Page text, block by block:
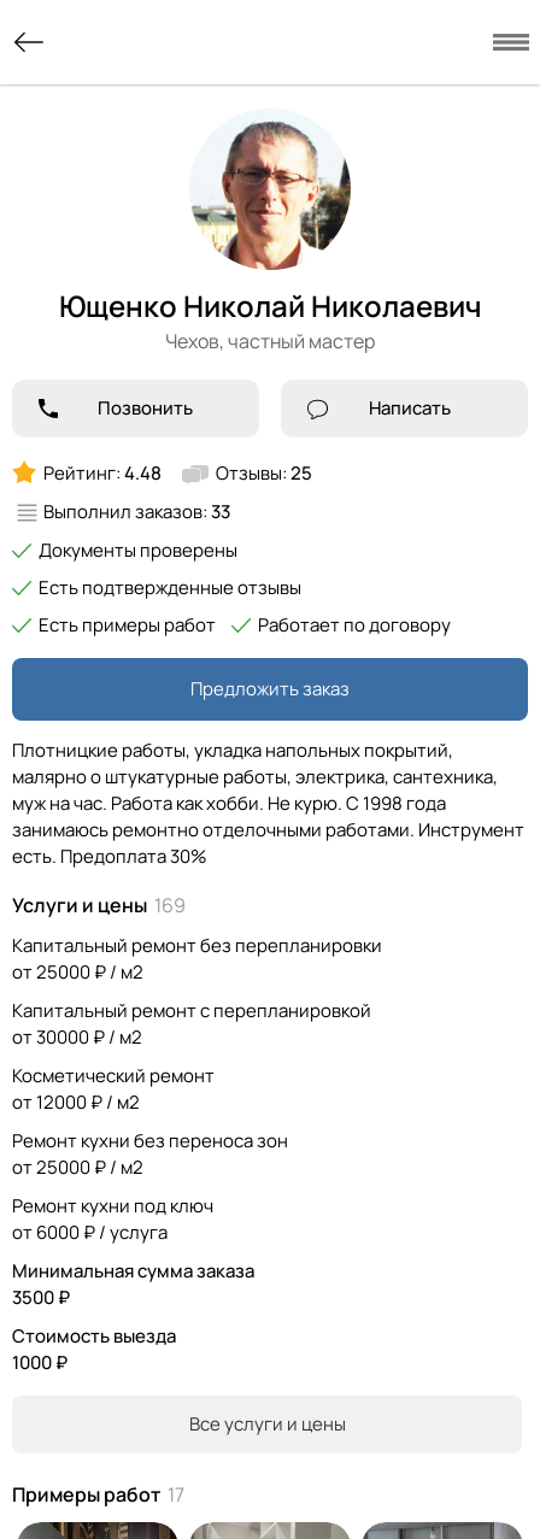
Ющенко Николай Николаевич
Чехов,частный мастер
Позвонить Написать
Рейтинг:4.48 Отзывы:25
Выполнил заказов:33
Документы проверены
Есть подтвержденные отзывы
Есть примеры работ
Работает по договору
Предложить заказ
Плотницкие работы, укладка напольных покрытий,
малярно о штукатурные работы, электрика, сантехника,
муж на час. Работа как хобби. Не курю. С 1998 года
занимаюсь ремонтно отделочными работами. Инструмент
есть. Предоплата 30%
Услуги и цены 169
Капитальный ремонт без перепланировки
от 25000 ₽ / м2
Капитальный ремонт с перепланировкой
от 30000 ₽ / м2
Косметический ремонт
от 12000 ₽ / м2
Ремонт кухни без переноса зон
от 25000 ₽ / м2
Ремонт кухни под ключ
от 6000 ₽ / услуга
Минимальная сумма заказа
3500 ₽
Стоимость выезда
1000 ₽
Все услуги и цены
Примеры работ 17